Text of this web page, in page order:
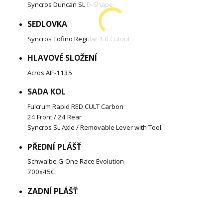
Syncros Duncan SL D-Shape
SEDLOVKA
Syncros Tofino Regular 1.0 Cutout
HLAVOVÉ SLOŽENÍ
Acros AIF-1135
SADA KOL
Fulcrum Rapid RED CULT Carbon
24 Front / 24 Rear
Syncros SL Axle / Removable Lever with Tool
PŘEDNÍ PLÁŠŤ
Schwalbe G-One Race Evolution
700x45C
ZADNÍ PLÁŠŤ